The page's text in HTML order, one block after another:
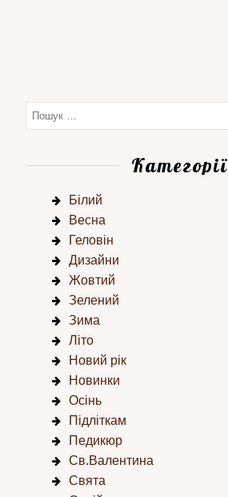
Категорії
Білий
Весна
Геловін
Дизайни
Жовтий
Зелений
Зима
Літо
Новий рік
Новинки
Осінь
Підліткам
Педикюр
Св.Валентина
Свята